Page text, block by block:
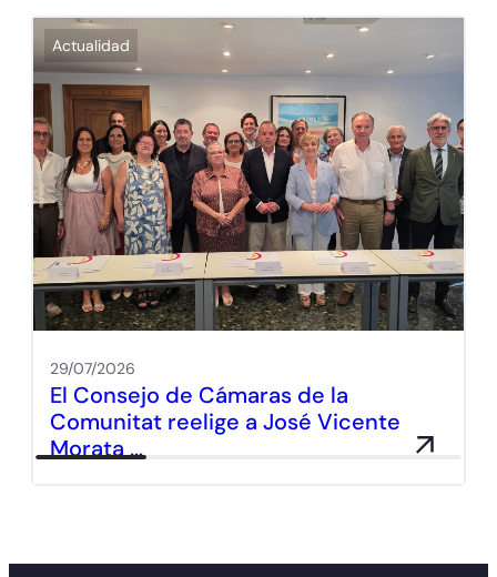
Actualidad
29/07/2026
El Consejo de Cámaras de la
Comunitat reelige a José Vicente
Morata …